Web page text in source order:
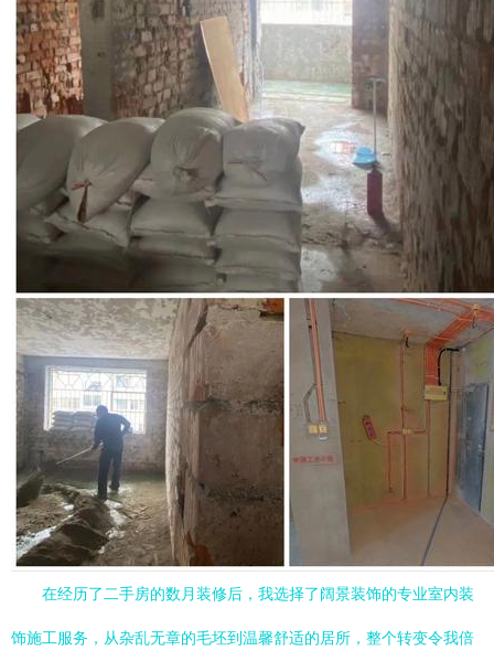
在经历了二手房的数月装修后，我选择了阔景装饰的专业室内装
饰施工服务，从杂乱无章的毛坯到温馨舒适的居所，整个转变令我倍